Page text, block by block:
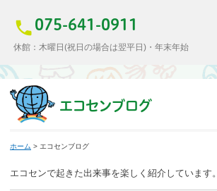
075-641-0911
休館：木曜日(祝日の場合は翌平日)・年末年始
アクセス
施設案内
イベント
エコセンブログ
ホーム > エコセンブログ
エコセンで起きた出来事を楽しく紹介しています。